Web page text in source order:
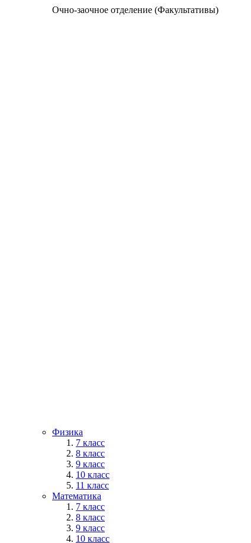
Очно-заочное отделение (Факультативы)
Физика
7 класс
8 класс
9 класс
10 класс
11 класс
Математика
7 класс
8 класс
9 класс
10 класс